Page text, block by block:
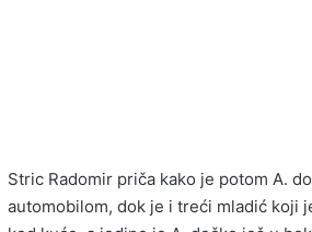
Stric Radomir priča kako je potom A.
automobilom, dok je i treći mladić koji